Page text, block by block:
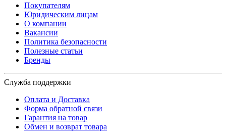
Покупателям
Юридическим лицам
О компании
Вакансии
Политика безопасности
Полезные статьи
Бренды
Служба поддержки
Оплата и Доставка
Форма обратной связи
Гарантия на товар
Обмен и возврат товара